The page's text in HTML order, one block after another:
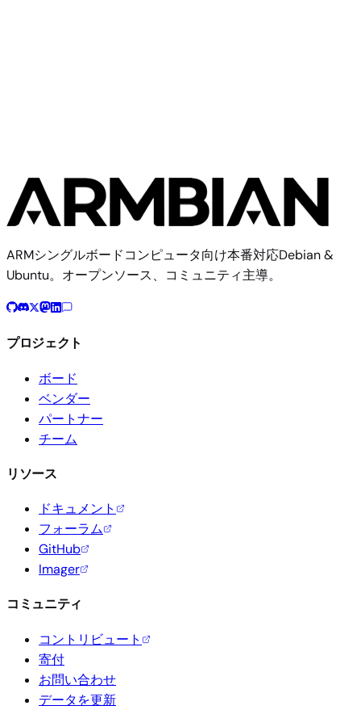
ARMシングルボードコンピュータ向け本番対応Debian &
Ubuntu。オープンソース、コミュニティ主導。
プロジェクト
ボード
ベンダー
パートナー
チーム
リソース
ドキュメント
フォーラム
GitHub
Imager
コミュニティ
コントリビュート
寄付
お問い合わせ
データを更新